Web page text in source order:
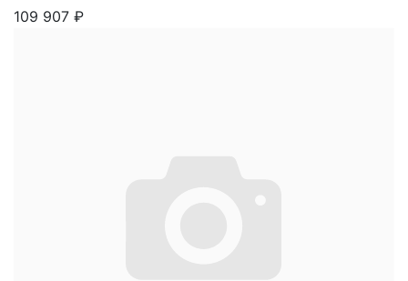
109 907 ₽